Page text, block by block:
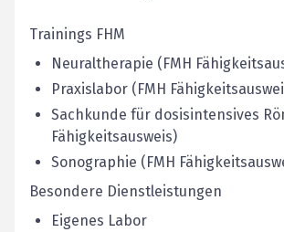
Trainings FHM
Neuraltherapie (FMH
Praxislabor (FMH
Sachkunde für dosisintensives
Fähigkeitsausweis)
Sonographie (FMH
Besondere Dienstleistungen
Eigenes Labor